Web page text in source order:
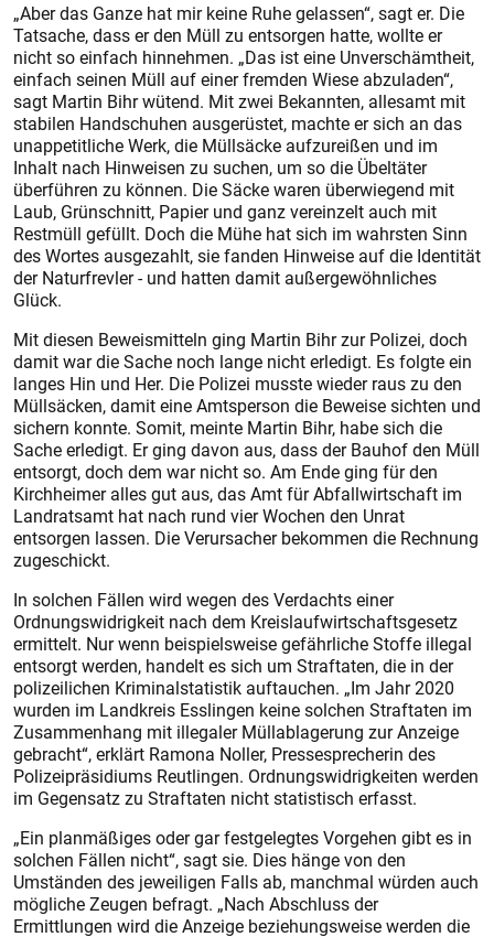
„Aber das Ganze hat mir keine Ruhe gelassen“, sagt er. Die
Tatsache, dass er den Müll zu entsorgen hatte, wollte er
nicht so einfach hinnehmen. „Das ist eine Unverschämtheit,
einfach seinen Müll auf einer fremden Wiese abzuladen“,
sagt Martin Bihr wütend. Mit zwei Bekannten, allesamt mit
stabilen Handschuhen ausgerüstet, machte er sich an das
unappetitliche Werk, die Müllsäcke aufzureißen und im
Inhalt nach Hinweisen zu suchen, um so die Übeltäter
überführen zu können. Die Säcke waren überwiegend mit
Laub, Grünschnitt, Papier und ganz vereinzelt auch mit
Restmüll gefüllt. Doch die Mühe hat sich im wahrsten Sinn
des Wortes ausgezahlt, sie fanden Hinweise auf die Identität
der Naturfrevler - und hatten damit außergewöhnliches
Glück.
Mit diesen Beweismitteln ging Martin Bihr zur Polizei, doch
damit war die Sache noch lange nicht erledigt. Es folgte ein
langes Hin und Her. Die Polizei musste wieder raus zu den
Müllsäcken, damit eine Amtsperson die Beweise sichten und
sichern konnte. Somit, meinte Martin Bihr, habe sich die
Sache erledigt. Er ging davon aus, dass der Bauhof den Müll
entsorgt, doch dem war nicht so. Am Ende ging für den
Kirchheimer alles gut aus, das Amt für Abfallwirtschaft im
Landratsamt hat nach rund vier Wochen den Unrat
entsorgen lassen. Die Verursacher bekommen die Rechnung
zugeschickt.
In solchen Fällen wird wegen des Verdachts einer
Ordnungswidrigkeit nach dem Kreislaufwirtschaftsgesetz
ermittelt. Nur wenn beispielsweise gefährliche Stoffe illegal
entsorgt werden, handelt es sich um Straftaten, die in der
polizeilichen Kriminalstatistik auftauchen. „Im Jahr 2020
wurden im Landkreis Esslingen keine solchen Straftaten im
Zusammenhang mit illegaler Müllablagerung zur Anzeige
gebracht“, erklärt Ramona Noller, Pressesprecherin des
Polizeipräsidiums Reutlingen. Ordnungswidrigkeiten werden
im Gegensatz zu Straftaten nicht statistisch erfasst.
„Ein planmäßiges oder gar festgelegtes Vorgehen gibt es in
solchen Fällen nicht“, sagt sie. Dies hänge von den
Umständen des jeweiligen Falls ab, manchmal würden auch
mögliche Zeugen befragt. „Nach Abschluss der
Ermittlungen wird die Anzeige beziehungsweise werden die